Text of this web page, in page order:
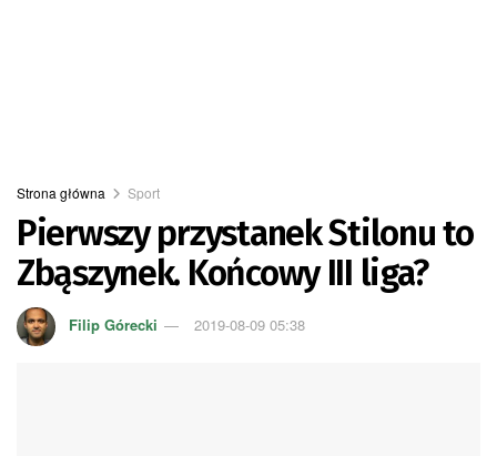
Strona główna Sport
Pierwszy przystanek Stilonu to
Zbąszynek. Końcowy III liga?
Filip Górecki 2019-08-09 05:38